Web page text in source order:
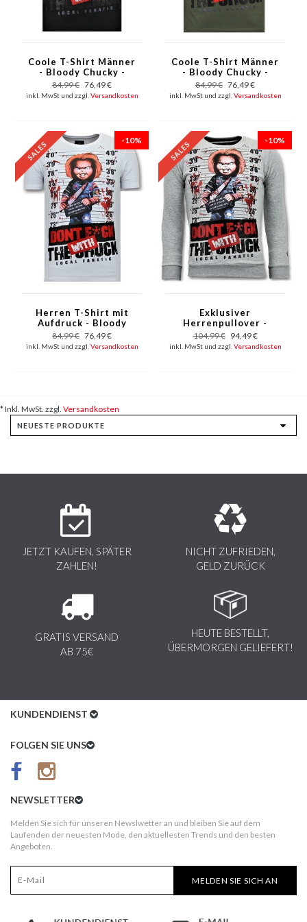
Coole T-Shirt Männer
- Bloody Chucky -
Schwarz
84,99 € 76,49 €
inkl. MwSt und zzgl. Versandkosten
Coole T-Shirt Männer
- Bloody Chucky -
Grün
84,99 € 76,49 €
inkl. MwSt und zzgl. Versandkosten
-10%
Herren T-Shirt mit
Aufdruck - Bloody
Chucky - Weiß
84,99 € 76,49 €
inkl. MwSt und zzgl. Versandkosten
-10%
Exklusiver
Herrenpullover -
Bloody Chucky Angry
Print - Grau
104,99 € 94,49 €
inkl. MwSt und zzgl. Versandkosten
* Inkl. MwSt. zzgl. Versandkosten
JETZT KAUFEN, SPÄTER
ZAHLEN!
NICHT ZUFRIEDEN,
GELD ZURÜCK
GRATIS VERSAND
AB 75€
HEUTE BESTELLT,
ÜBERMORGEN GELIEFERT!
KUNDENDIENST
Kundenservice
AGB
Kundeninformationen
Widerruf
FOLGEN SIE UNS
NEWSLETTER
Melden Sie sich für unseren Newslwetter an und bleiben Sie auf dem
Laufenden der neuesten Mode, den aktuellesten Trends und den besten
Angeboten.
MELDEN SIE SICH AN